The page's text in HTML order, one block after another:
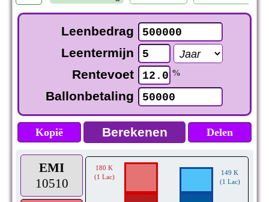
Leenbedrag
Leentermijn
Rentevoet
%
Ballonbetaling
Kopië Delen
EMI
10510
180 K
(1 Lac)
149 K
(1 Lac)